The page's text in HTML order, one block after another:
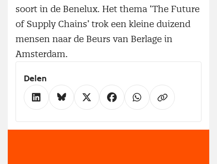
soort in de Benelux. Het thema ‘The Future
of Supply Chains’ trok een kleine duizend
mensen naar de Beurs van Berlage in
Amsterdam.
Delen